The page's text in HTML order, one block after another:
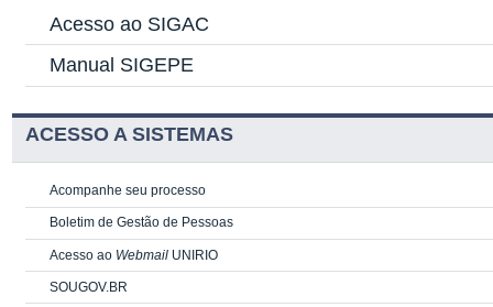
Acesso ao SIGAC
Manual SIGEPE
ACESSO A SISTEMAS
Acompanhe seu processo
Boletim de Gestão de Pessoas
Acesso ao Webmail UNIRIO
SOUGOV.BR